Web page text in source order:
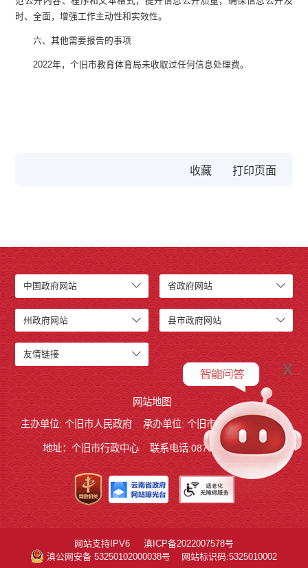
时、全面，增强工作主动性和实效性。
六、其他需要报告的事项
2022年，个旧市教育体育局未收取过任何信息处理费。
收藏
中国政府网站 省政府网站
州政府网站 县市政府网站
友情链接
网站地图
主办单位: 个旧市人民政府
承办单位: 个旧市人民政府办公室
地址：个旧市行政中心 联系电话:0873－2123215
x
网站支持IPV6
滇ICP备2022007578号
滇公网安备 53250102000038号
网站标识码:5325010002